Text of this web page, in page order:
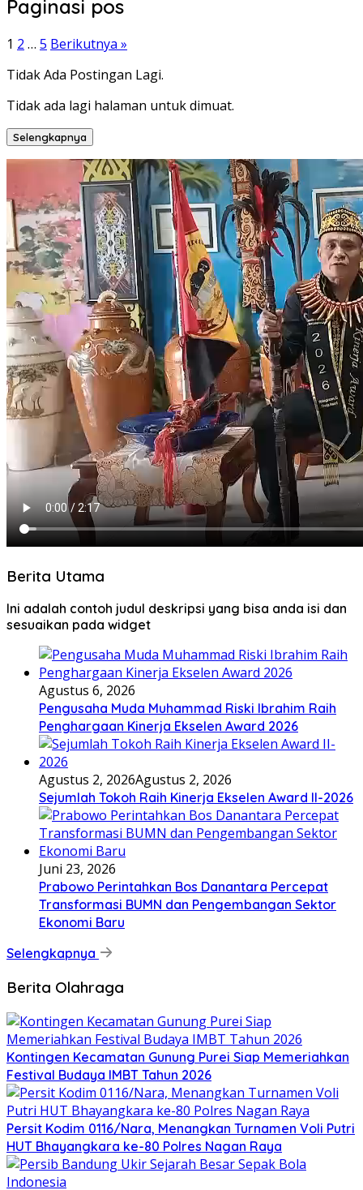
Paginasi pos
1 2 … 5 Berikutnya »
Tidak Ada Postingan Lagi.
Tidak ada lagi halaman untuk dimuat.
Selengkapnya
Berita Utama
Ini adalah contoh judul deskripsi yang bisa anda isi dan
sesuaikan pada widget
Agustus 6, 2026
Pengusaha Muda Muhammad Riski Ibrahim Raih
Penghargaan Kinerja Ekselen Award 2026
Agustus 2, 2026Agustus 2, 2026
Sejumlah Tokoh Raih Kinerja Ekselen Award II-2026
Juni 23, 2026
Prabowo Perintahkan Bos Danantara Percepat
Transformasi BUMN dan Pengembangan Sektor
Ekonomi Baru
Selengkapnya
Berita Olahraga
Kontingen Kecamatan Gunung Purei Siap Memeriahkan
Festival Budaya IMBT Tahun 2026
Persit Kodim 0116/Nara, Menangkan Turnamen Voli Putri
HUT Bhayangkara ke-80 Polres Nagan Raya